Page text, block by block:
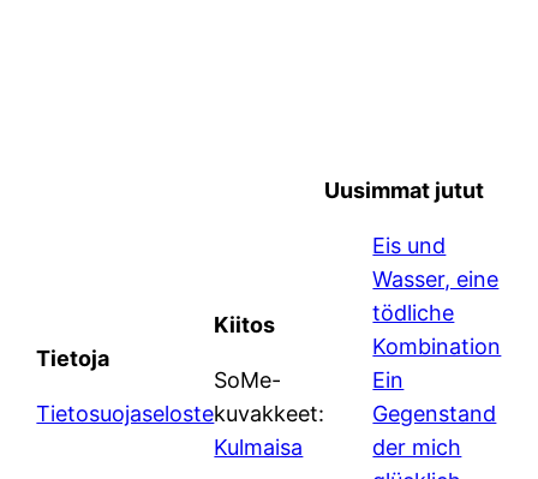
Tietoja
Tietosuojaseloste
Kiitos
SoMe-
kuvakkeet:
Kulmaisa
Uusimmat jutut
Eis und
Wasser, eine
tödliche
Kombination
Ein
Gegenstand
der mich